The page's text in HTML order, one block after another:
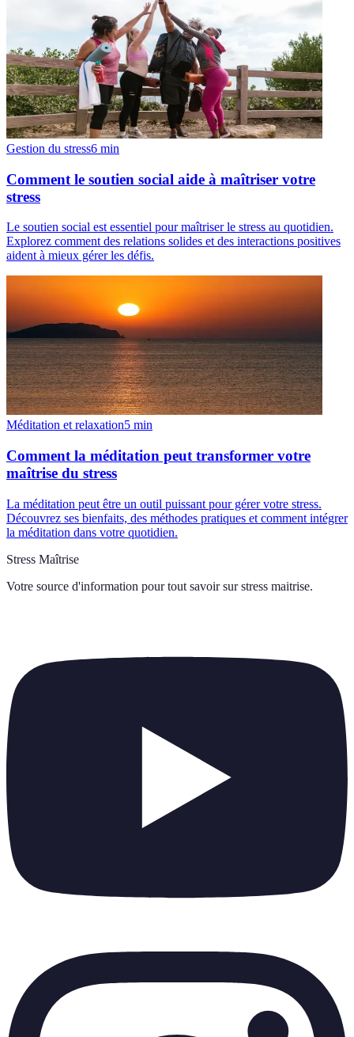
Gestion du stress6 min
Comment le soutien social aide à maîtriser votre
stress
Le soutien social est essentiel pour maîtriser le stress au quotidien.
Explorez comment des relations solides et des interactions positives
aident à mieux gérer les défis.
Méditation et relaxation5 min
Comment la méditation peut transformer votre
maîtrise du stress
La méditation peut être un outil puissant pour gérer votre stress.
Découvrez ses bienfaits, des méthodes pratiques et comment intégrer
la méditation dans votre quotidien.
Stress Maîtrise
Votre source d'information pour tout savoir sur stress maitrise.